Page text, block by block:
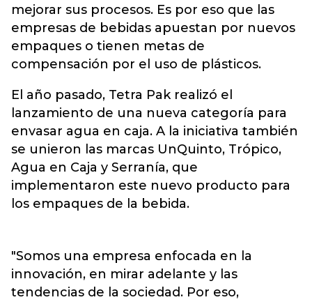
mejorar sus procesos. Es por eso que las
empresas de bebidas apuestan por nuevos
empaques o tienen metas de
compensación por el uso de plásticos.
El año pasado, Tetra Pak realizó el
lanzamiento de una nueva categoría para
envasar agua en caja. A la iniciativa también
se unieron las marcas UnQuinto, Trópico,
Agua en Caja y Serranía, que
implementaron este nuevo producto para
los empaques de la bebida.
"Somos una empresa enfocada en la
innovación, en mirar adelante y las
tendencias de la sociedad. Por eso,